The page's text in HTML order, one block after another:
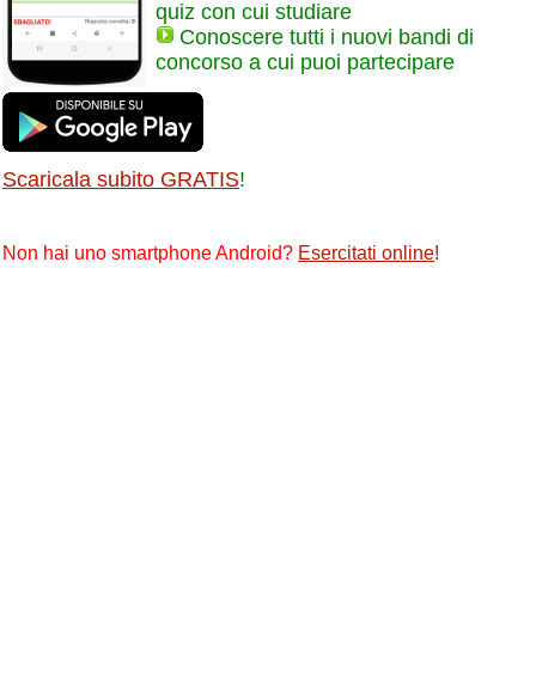
quiz con cui studiare
Conoscere tutti i nuovi bandi di
concorso a cui puoi partecipare
Scaricala subito GRATIS!
Non hai uno smartphone Android? Esercitati online!